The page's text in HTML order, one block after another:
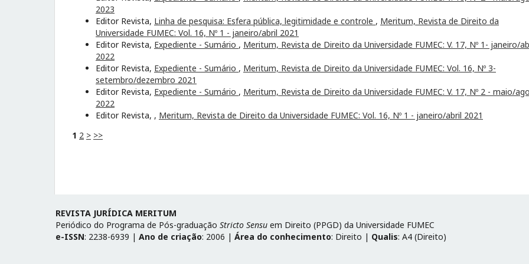
2023
Editor Revista, Linha de pesquisa: Esfera pública, legitimidade e controle , Meritum, Revista de Direito da
Universidade FUMEC: Vol. 16, Nº 1 - janeiro/abril 2021
Editor Revista, Expediente - Sumário , Meritum, Revista de Direito da Universidade FUMEC: V. 17, Nº 1- janeiro/
2022
Editor Revista, Expediente - Sumário , Meritum, Revista de Direito da Universidade FUMEC: Vol. 16, Nº 3-
setembro/dezembro 2021
Editor Revista, Expediente - Sumário , Meritum, Revista de Direito da Universidade FUMEC: V. 17, Nº 2 - maio/
2022
Editor Revista, , Meritum, Revista de Direito da Universidade FUMEC: Vol. 16, Nº 1 - janeiro/abril 2021
1 2 > >>
REVISTA JURÍDICA MERITUM
Periódico do Programa de Pós-graduação Stricto Sensu em Direito (PPGD) da Universidade FUMEC
e-ISSN: 2238-6939 | Ano de criação: 2006 | Área do conhecimento: Direito | Qualis: A4 (Direito)